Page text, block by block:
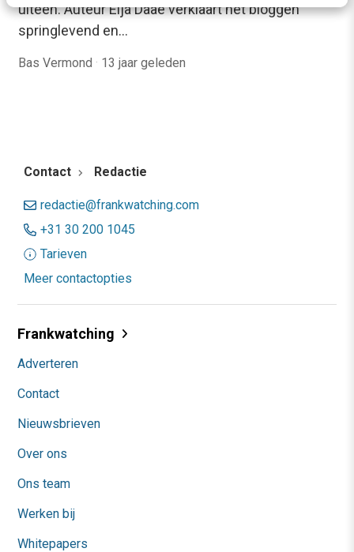
uiteen. Auteur Elja Daae verklaart het bloggen
springlevend en…
Bas Vermond · 13 jaar geleden
Contact Redactie
redactie@frankwatching.com
+31 30 200 1045
Tarieven
Meer contactopties
Frankwatching
Adverteren
Contact
Nieuwsbrieven
Over ons
Ons team
Werken bij
Whitepapers